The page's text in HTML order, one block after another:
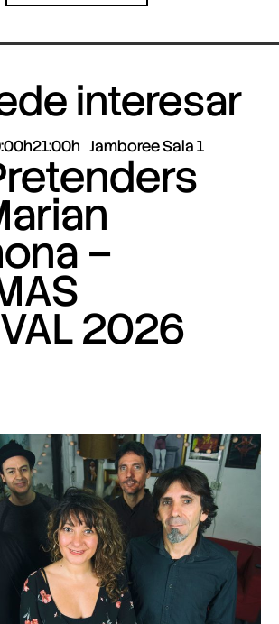
interesar
21:00h Jamboree Sala 1
–
2026